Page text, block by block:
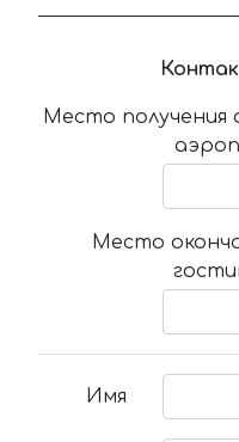
Место получения
Место
Имя